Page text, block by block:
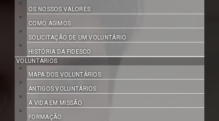
OS NOSSOS VALORES
COMO AGIMOS
SOLICITAÇÃO DE UM VOLUNTÁRIO
HISTÓRIA DA FIDESCO
VOLUNTÁRIOS
MAPA DOS VOLUNTÁRIOS
ANTIGOS VOLUNTÁRIOS
A VIDA EM MISSÃO
FORMAÇÃO